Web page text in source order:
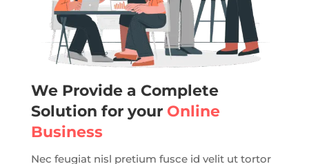
We Provide a Complete
Solution for your Online
Business
Nec feugiat nisl pretium fusce id velit ut tortor